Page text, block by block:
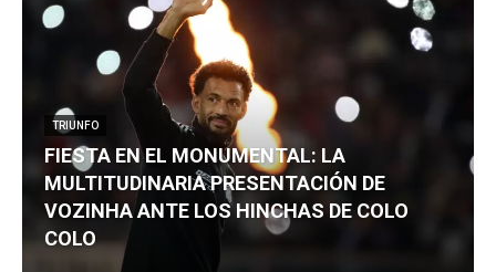
TRIUNFO
FIESTA EN EL MONUMENTAL: LA
MULTITUDINARIA PRESENTACIÓN DE
VOZINHA ANTE LOS HINCHAS DE COLO
COLO